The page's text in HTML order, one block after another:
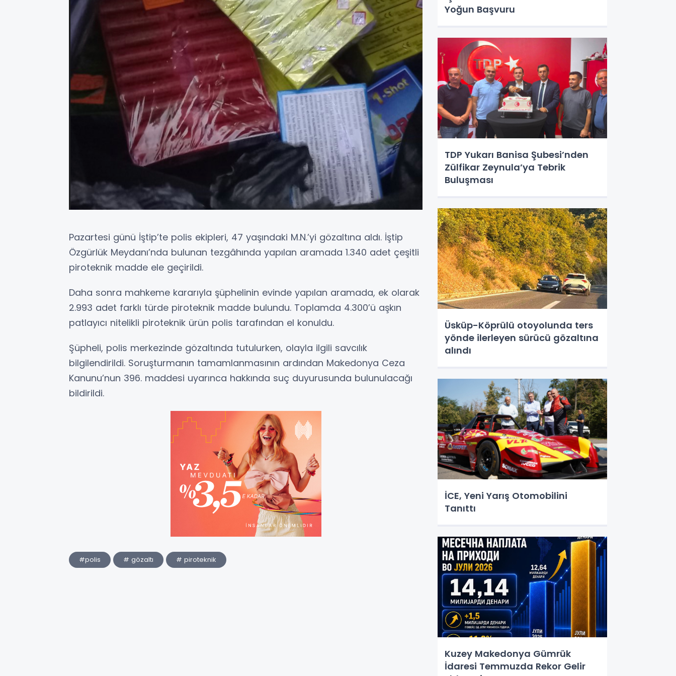
Pazartesi günü İştip’te polis ekipleri, 47 yaşındaki M.N.’yi gözaltına aldı. İştip
Özgürlük Meydanı’nda bulunan tezgâhında yapılan aramada 1.340 adet çeşitli
piroteknik madde ele geçirildi.
Daha sonra mahkeme kararıyla şüphelinin evinde yapılan aramada, ek olarak
2.993 adet farklı türde piroteknik madde bulundu. Toplamda 4.300’ü aşkın
patlayıcı nitelikli piroteknik ürün polis tarafından el konuldu.
Şüpheli, polis merkezinde gözaltında tutulurken, olayla ilgili savcılık
bilgilendirildi. Soruşturmanın tamamlanmasının ardından Makedonya Ceza
Kanunu’nun 396. maddesi uyarınca hakkında suç duyurusunda bulunulacağı
bildirildi.
#polis # gözaltı # piroteknik
Yoğun Başvuru
TDP Yukarı Banisa Şubesi’nden
Zülfikar Zeynula’ya Tebrik
Buluşması
Üsküp-Köprülü otoyolunda ters
yönde ilerleyen sürücü gözaltına
alındı
İCE, Yeni Yarış Otomobilini
Tanıttı
Kuzey Makedonya Gümrük
İdaresi Temmuzda Rekor Gelir